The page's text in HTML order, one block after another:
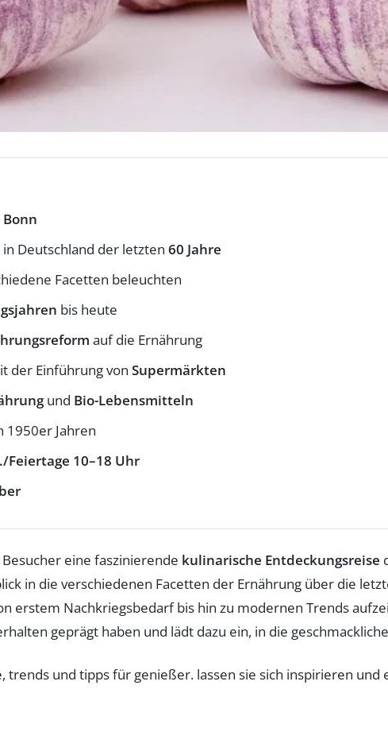
in Deutschland der letzten 60 Jahre
Facetten beleuchten
bis heute
auf die Ernährung
der Einführung von Supermärkten
und Bio-Lebensmitteln
1950er Jahren
Feiertage 10–18 Uhr
eine faszinierende kulinarische Entdeckungsreise
in die verschiedenen Facetten der Ernährung über die
erstem Nachkriegsbedarf bis hin zu modernen Trends
geprägt haben und lädt dazu ein, in die